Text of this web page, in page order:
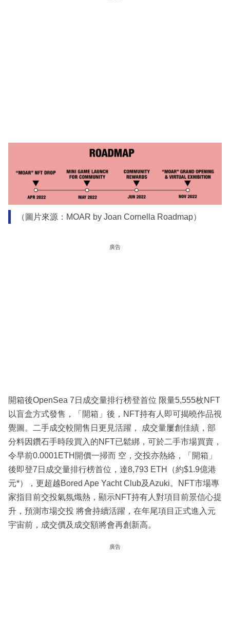
（圖片來源：MOAR by Joan Cornella Roadmap）
廣告
開箱後OpenSea 7日成交量排行榜登首位 限量5,555枚NFT
以盲盒方式發售，「開箱」後，NFT持有人即可揭曉作品視
覺圖。二手成交較開售日更見活躍， 成交量屢創佳績，部
分料因鑽石手時段買入的NFT已鬆綁，可於二手市場買賣，
令早前0.0001ETH開價一掃而 空，交投亦熱絡，「開箱」
後即登7日成交量排行榜首位，達8,793 ETH（約$1.9億港
元*），更超越Bored Ape Yacht Club及Azuki。NFT市場專
家指目前交投氣氛熾熱，顯示NFT持有人對項目前景信心提
升，預測市場交投 將會持續活躍，在年尾項目正式進入元
宇宙前，成交價及成交額將會再創新高。
廣告